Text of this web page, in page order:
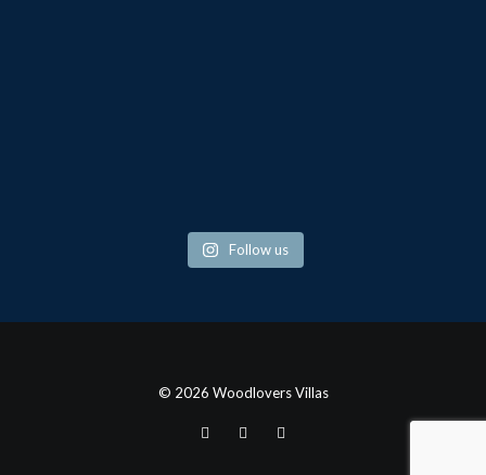
Follow us
© 2026 Woodlovers Villas